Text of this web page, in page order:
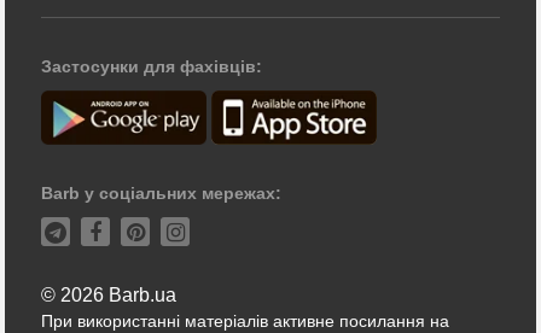
Застосунки для фахівців:
Barb у соціальних мережах:
© 2026 Barb.ua
При використанні матеріалів активне посилання на